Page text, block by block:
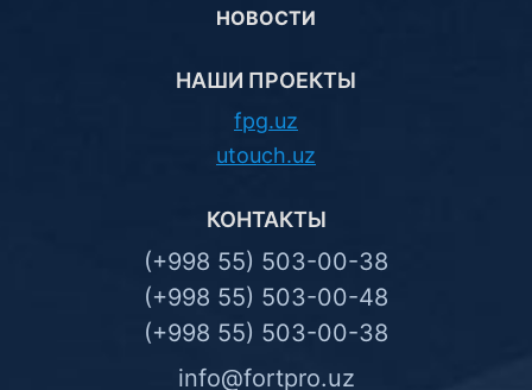
НОВОСТИ
НАШИ ПРОЕКТЫ
fpg.uz
utouch.uz
КОНТАКТЫ
(+998 55) 503-00-38
(+998 55) 503-00-48
(+998 55) 503-00-38
info@fortpro.uz